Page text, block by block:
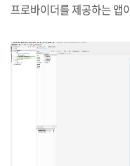
프로바이더를 제공하는 앱
터를 받아올 수 있게 됩니
에서는 기기의 사진이나 연
컨텐트 프로바이더를 통
해당 데이터를 가져올 수
을 가져오는 예시를 통해
도록 하겠습니다. 우선